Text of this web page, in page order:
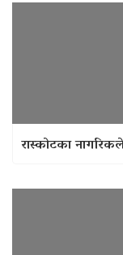
रास्कोटका